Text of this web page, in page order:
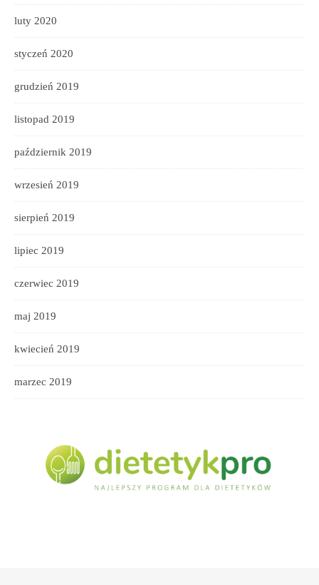
luty 2020
styczeń 2020
grudzień 2019
listopad 2019
październik 2019
wrzesień 2019
sierpień 2019
lipiec 2019
czerwiec 2019
maj 2019
kwiecień 2019
marzec 2019